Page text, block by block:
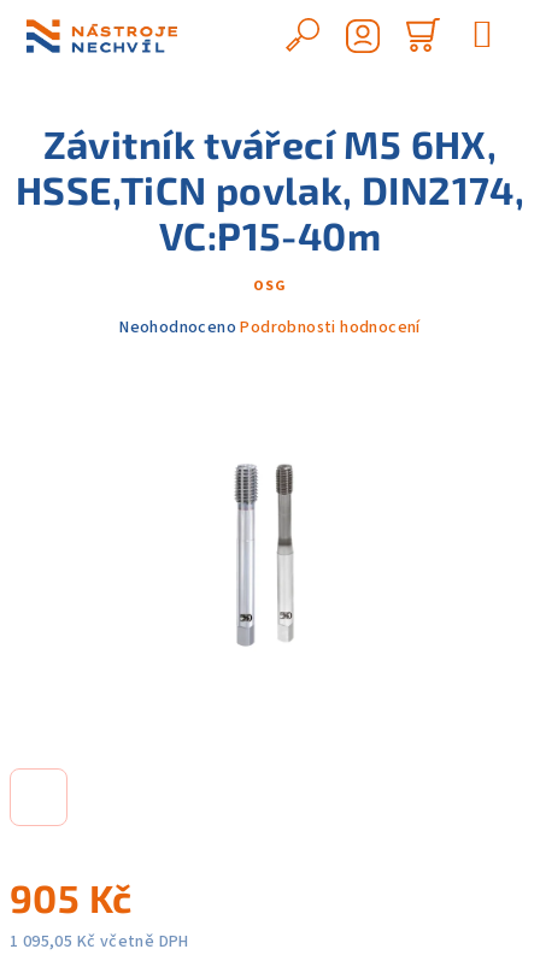
obsah
Hledat
košík
905 Kč
1 095,05 Kč včetně DPH
Závitník tvářecí M5 6HX,
HSSE,TiCN povlak, DIN2174,
VC:P15-40m
OSG
Průměrné
Neohodnoceno Podrobnosti hodnocení